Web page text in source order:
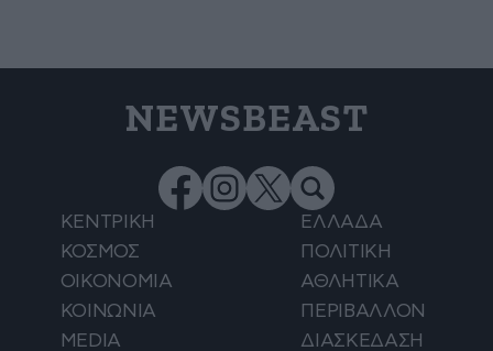
NEWSBEAST
ΚΕΝΤΡΙΚΗ
ΕΛΛΑΔΑ
ΚΟΣΜΟΣ
ΠΟΛΙΤΙΚΗ
ΟΙΚΟΝΟΜΙΑ
ΑΘΛΗΤΙΚΑ
ΚΟΙΝΩΝΙΑ
ΠΕΡΙΒΑΛΛΟΝ
MEDIA
ΔΙΑΣΚΕΔΑΣΗ